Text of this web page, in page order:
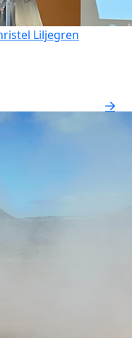
Liljegren